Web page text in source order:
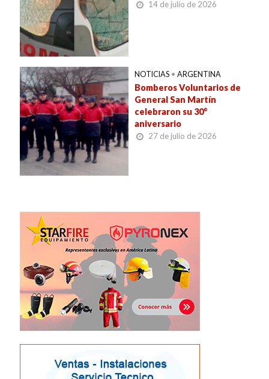
14 de julio de 2026
NOTICIAS • ARGENTINA
Bomberos Voluntarios de
General San Martín
celebraron su 30°
aniversario
27 de julio de 2026